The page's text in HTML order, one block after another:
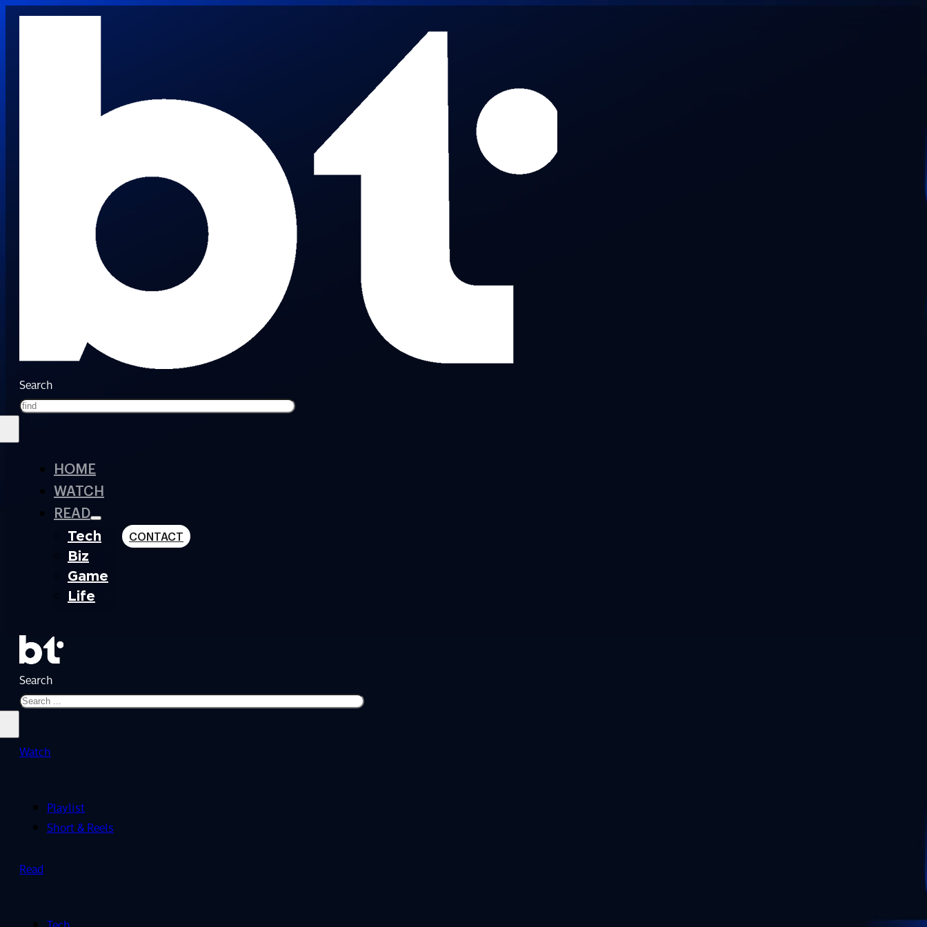
Search
HOME
WATCH
READ
Tech
Biz
Game
Life
CONTACT
Search
Watch
Playlist
Short & Reels
Read